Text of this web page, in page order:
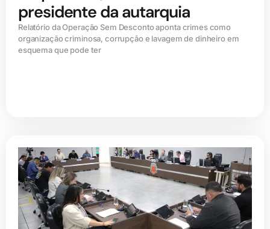
presidente da autarquia
Relatório da Operação Sem Desconto aponta crimes como
organização criminosa, corrupção e lavagem de dinheiro em
esquema que pode ter